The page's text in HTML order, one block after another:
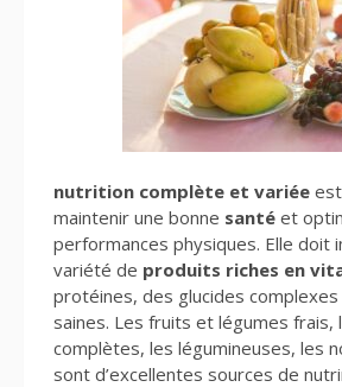
nutrition complète et variée
maintenir une bonne santé et
performances physiques. Elle doit
variété de produits riches en
protéines, des glucides
saines. Les fruits et légumes frais,
complètes, les légumineuses, les
sont d’excellentes sources de